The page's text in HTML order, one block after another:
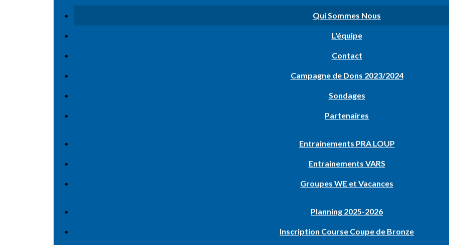
Qui Sommes Nous
L'équipe
Contact
Campagne de Dons 2023/2024
Sondages
Partenaires
Entrainements PRA LOUP
Entrainements VARS
Groupes WE et Vacances
Planning 2025-2026
Inscription Course Coupe de Bronze